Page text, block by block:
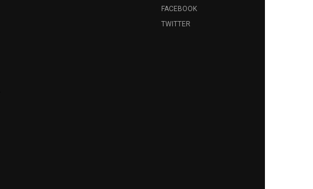
FACEBOOK
TWITTER